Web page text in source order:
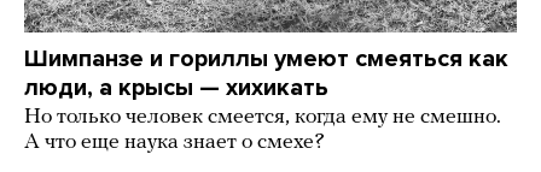
Шимпанзе и гориллы умеют смеяться как
люди, а крысы — хихикать
Но только человек смеется, когда ему не смешно.
А что еще наука знает о смехе?